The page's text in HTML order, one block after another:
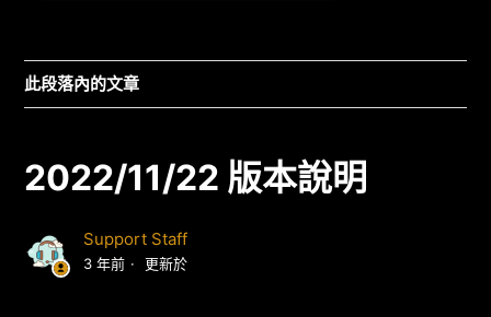
此段落內的文章
2022/11/22 版本說明
Support Staff
3 年前 更新於